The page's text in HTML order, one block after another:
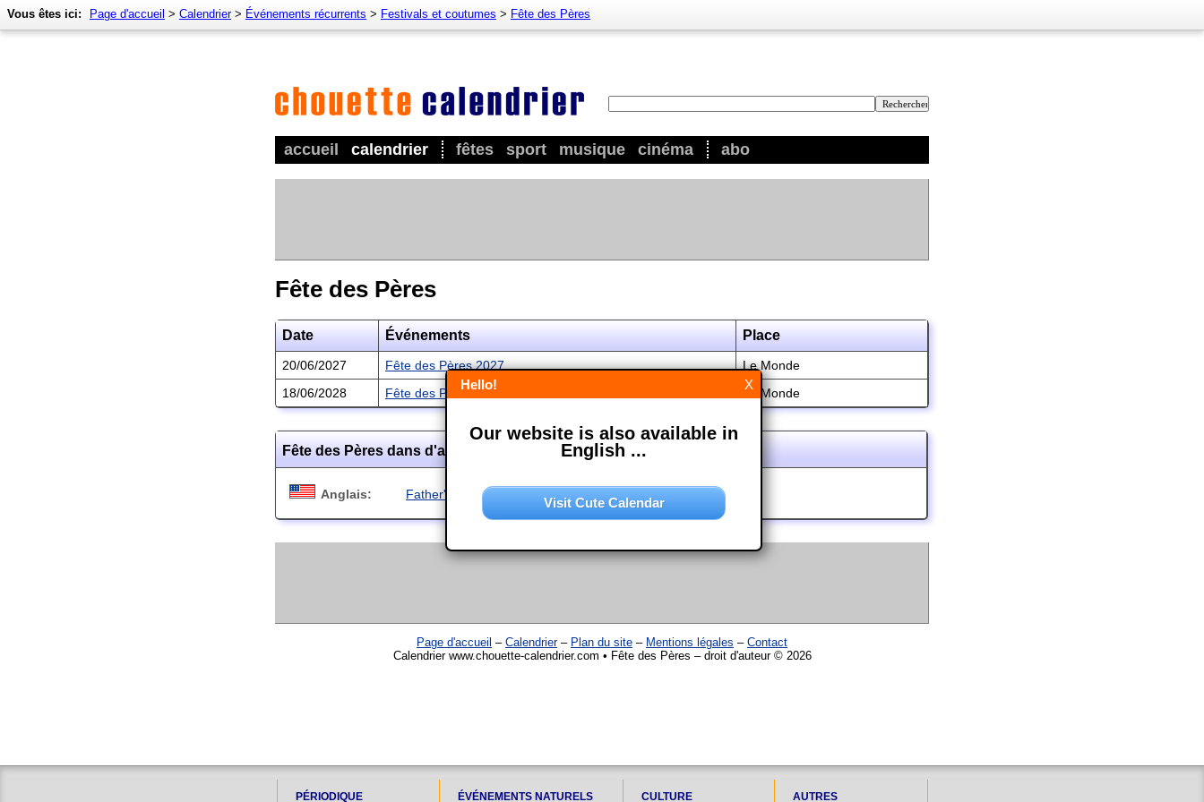
accueil calendrier fêtes sport musique cinéma abo
Vous êtes ici: Page d'accueil > Calendrier> Événements récurrents > Festivals et coutumes > Fête des Pères
Fête des Pères
Date Événements Place
20/06/2027 Fête des Pères 2027
Le Monde
18/06/2028
Fête des Pères 2028 Le Monde
Fête des Pères dans d'autres langues
Anglais: Father's Day
Page d'accueil – Calendrier– Plan du site – Mentions légales – Contact
Calendrier www.chouette-calendrier.com • Fête des Pères – droit d'auteur © 2026
PÉRIODIQUE ÉVÉNEMENTS NATURELS CULTURE AUTRES
X
Hello!
Our website is also available in
English ...
Visit Cute Calendar